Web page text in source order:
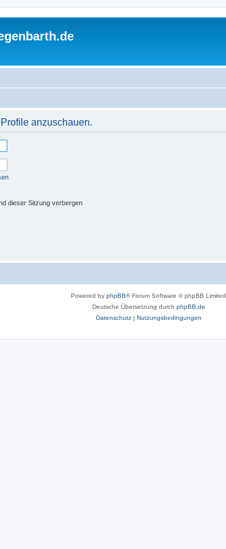
anzuschauen.
dieser Sitzung verbergen
Powered by phpBB® Forum Software © phpBB Limited
Deutsche Übersetzung durch phpBB.de
Datenschutz| Nutzungsbedingungen